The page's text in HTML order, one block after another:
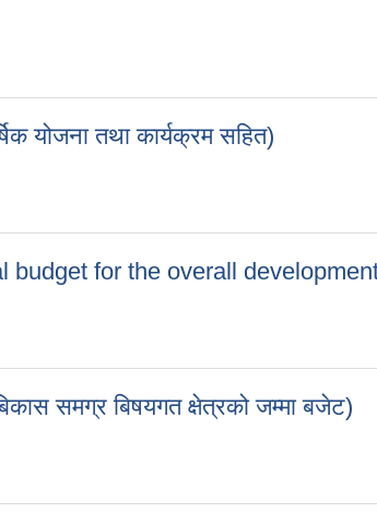
योजना तथा कार्यक्रम सहित)
योजना तथा कार्यक्रम सहित)
for the overall
budget for the overall development area of ​​the
समग्र बिषयगत क्षेत्रको जम्मा बजेट)